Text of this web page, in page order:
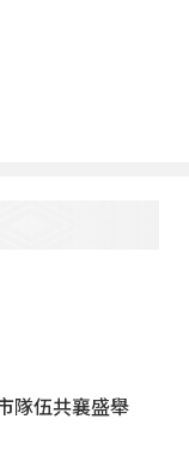
隊伍共襄盛舉